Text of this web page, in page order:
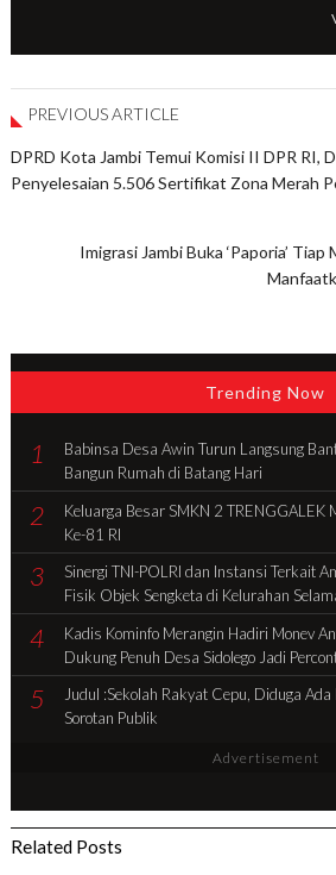
PREVIOUS ARTICLE
DPRD Kota Jambi Temui Komisi II DPR RI,
Penyelesaian 5.506 Sertifikat Zona Merah
Imigrasi Jambi Buka ‘Paporia’
Trending Now
1
Babinsa Desa Awin Turun Langsung
Bangun Rumah di Batang Hari
2
Keluarga Besar SMKN 2 TRENGGALEK
Ke-81 RI
3
Sinergi TNI-POLRI dan Instansi Terkait
Fisik Objek Sengketa di Kelurahan
4
Kadis Kominfo Merangin Hadiri Monev
Dukung Penuh Desa Sidolego Jadi
5
Judul :Sekolah Rakyat Cepu, Diduga
Sorotan Publik
Advertisement
Related Posts